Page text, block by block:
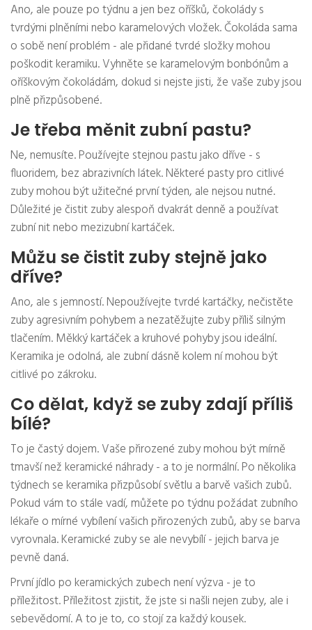
Ano, ale pouze po týdnu a jen bez oříšků, čokolády s
tvrdými plněními nebo karamelových vložek. Čokoláda sama
o sobě není problém - ale přidané tvrdé složky mohou
poškodit keramiku. Vyhněte se karamelovým bonbónům a
oříškovým čokoládám, dokud si nejste jisti, že vaše zuby jsou
plně přizpůsobené.
Je třeba měnit zubní pastu?
Ne, nemusíte. Používejte stejnou pastu jako dříve - s
fluoridem, bez abrazivních látek. Některé pasty pro citlivé
zuby mohou být užitečné první týden, ale nejsou nutné.
Důležité je čistit zuby alespoň dvakrát denně a používat
zubní nit nebo mezizubní kartáček.
Můžu se čistit zuby stejně jako
dříve?
Ano, ale s jemností. Nepoužívejte tvrdé kartáčky, nečistěte
zuby agresivním pohybem a nezatěžujte zuby příliš silným
tlačením. Měkký kartáček a kruhové pohyby jsou ideální.
Keramika je odolná, ale zubní dásně kolem ní mohou být
citlivé po zákroku.
Co dělat, když se zuby zdají příliš
bílé?
To je častý dojem. Vaše přirozené zuby mohou být mírně
tmavší než keramické náhrady - a to je normální. Po několika
týdnech se keramika přizpůsobí světlu a barvě vašich zubů.
Pokud vám to stále vadí, můžete po týdnu požádat zubního
lékaře o mírné vybílení vašich přirozených zubů, aby se barva
vyrovnala. Keramické zuby se ale nevybílí - jejich barva je
pevně daná.
První jídlo po keramických zubech není výzva - je to
příležitost. Příležitost zjistit, že jste si našli nejen zuby, ale i
sebevědomí. A to je to, co stojí za každý kousek.